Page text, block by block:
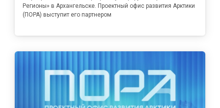
Регионы» в Архангельске. Проектный офис развития Арктики
(ПОРА) выступит его партнером